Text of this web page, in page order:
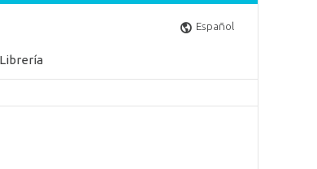
Español
Librería